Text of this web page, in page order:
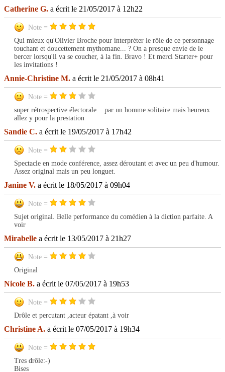
Catherine G. a écrit le 21/05/2017 à 12h22
Note =
Qui mieux qu'Olivier Broche pour interpréter le rôle de ce personnage
touchant et doucettement mythomane... ? On a presque envie de le
bercer lorsqu'il va se coucher, à la fin. Bravo ! Et merci Starter+ pour
les invitations !
Annie-Christine M. a écrit le 21/05/2017 à 08h41
Note =
super rétrospective électorale....par un homme solitaire mais heureux
allez y pour la prestation
Sandie C. a écrit le 19/05/2017 à 17h42
Note =
Spectacle en mode conférence, assez déroutant et avec un peu d'humour.
Assez original mais un peu longuet.
Janine V. a écrit le 18/05/2017 à 09h04
Note =
Sujet original. Belle performance du comédien à la diction parfaite. A
voir
Mirabelle a écrit le 13/05/2017 à 21h27
Note =
Original
Nicole B. a écrit le 07/05/2017 à 19h53
Note =
Drôle et percutant ,acteur épatant ,à voir
Christine A. a écrit le 07/05/2017 à 19h34
Note =
Tres drôle:-)
Bises